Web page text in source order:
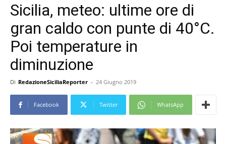
Sicilia, meteo: ultime ore di
gran caldo con punte di 40°C.
Poi temperature in
diminuzione
Di RedazioneSiciliaReporter - 24 Giugno 2019
Facebook Twitter WhatsApp